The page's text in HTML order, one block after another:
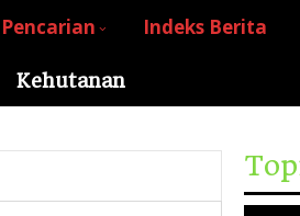
Pencarian Indeks Berita
Kehutanan